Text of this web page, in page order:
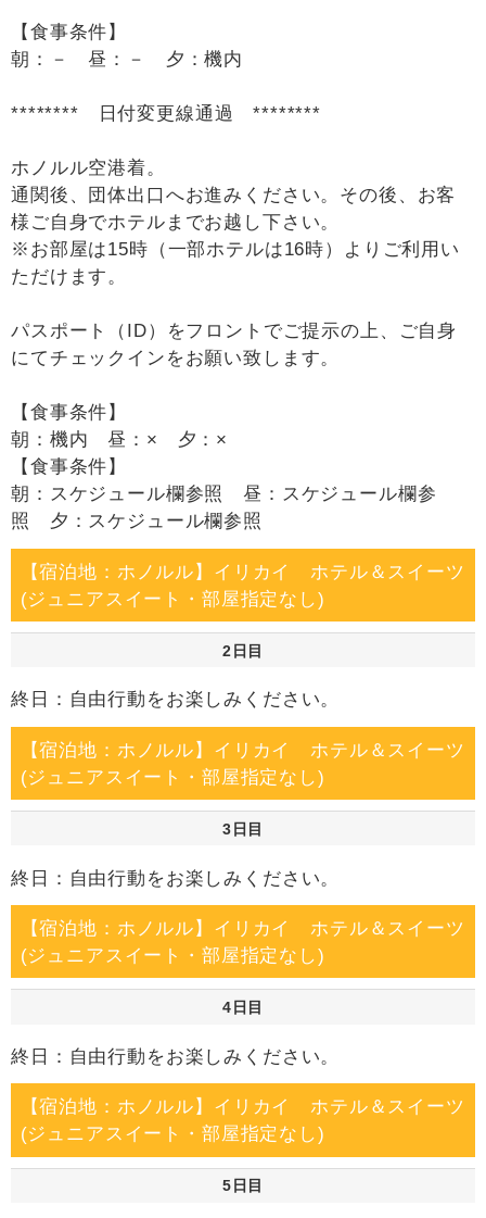
【食事条件】
朝：－ 昼：－ 夕：機内
******** 日付変更線通過 ********
ホノルル空港着。
通関後、団体出口へお進みください。その後、お客
様ご自身でホテルまでお越し下さい。
※お部屋は15時（一部ホテルは16時）よりご利用い
ただけます。
パスポート（ID）をフロントでご提示の上、ご自身
にてチェックインをお願い致します。
【食事条件】
朝：機内 昼：× 夕：×
【食事条件】
朝：スケジュール欄参照 昼：スケジュール欄参
照 夕：スケジュール欄参照
【宿泊地：ホノルル】イリカイ ホテル＆スイーツ
(ジュニアスイート・部屋指定なし)
2日目
終日：自由行動をお楽しみください。
【宿泊地：ホノルル】イリカイ ホテル＆スイーツ
(ジュニアスイート・部屋指定なし)
3日目
終日：自由行動をお楽しみください。
【宿泊地：ホノルル】イリカイ ホテル＆スイーツ
(ジュニアスイート・部屋指定なし)
4日目
終日：自由行動をお楽しみください。
【宿泊地：ホノルル】イリカイ ホテル＆スイーツ
(ジュニアスイート・部屋指定なし)
5日目